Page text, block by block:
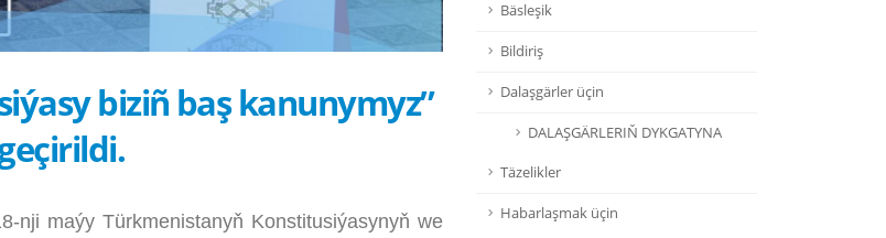
biziñ baş kanunymyz”
maýy Türkmenistanyň Konstitusiýasynyň we
Bäsleşik
Bildiriş
Dalaşgärler üçin
DALAŞGÄRLERIŇ DYKGATYNA
Täzelikler
Habarlaşmak üçin